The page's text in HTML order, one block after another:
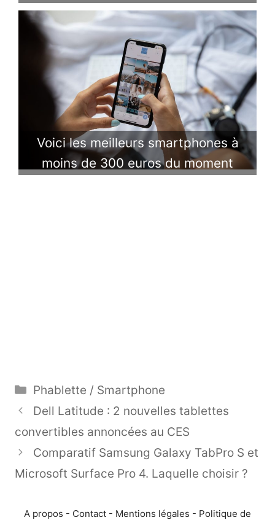
Voici les meilleurs smartphones à
moins de 300 euros du moment
Catégories
Phablette / Smartphone
Dell Latitude : 2 nouvelles tablettes
convertibles annoncées au CES
Comparatif Samsung Galaxy TabPro S et
Microsoft Surface Pro 4. Laquelle choisir ?
A propos - Contact - Mentions légales - Politique de